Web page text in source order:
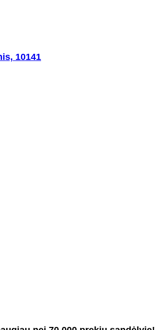
10141